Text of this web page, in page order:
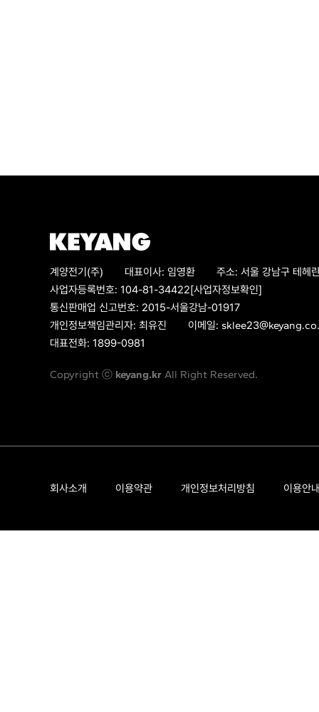
계양전기(주) 대표이사: 임영환 주소: 서울 강남구 테헤
사업자등록번호: 104-81-34422[사업자정보확인]
통신판매업 신고번호: 2015-서울강남-01917
개인정보책임관리자: 최유진 이메일:
대표전화: 1899-0981
Copyright ⓒ keyang.kr All Right Reserved.
회사소개 이용약관 개인정보처리방침 이용안